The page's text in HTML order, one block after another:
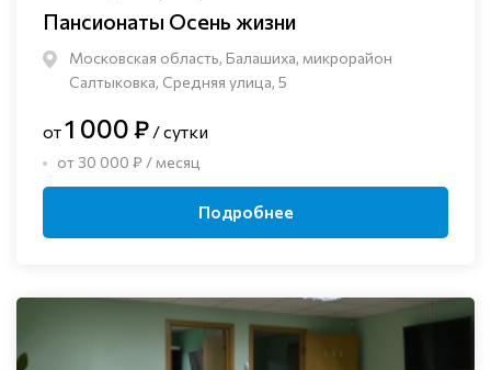
Пансионаты Осень жизни
Московская область, Балашиха, микрорайон
Салтыковка, Средняя улица, 5
от1 000 ₽ / сутки
от 30 000 ₽ / месяц
Подробнее